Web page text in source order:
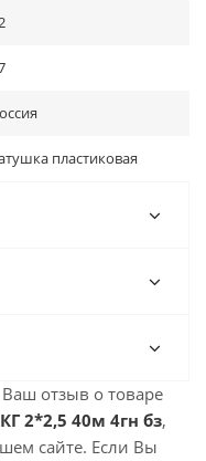
пластиковая
отзыв о товаре
2*2,5 40м 4гн бз,
сайте. Если Вы